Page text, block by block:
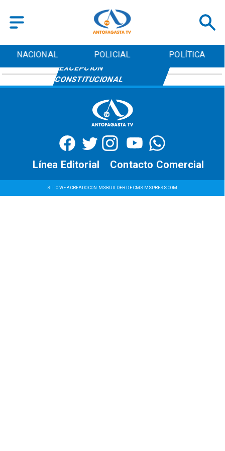
NACIONAL POLICIAL POLÍTICA
EXCEPCIÓN
CONSTITUCIONAL
SITIO WEB CREADO CON MSBUILDER DE CMS-MSPRESS.COM
Contacto Comercial
Línea Editorial